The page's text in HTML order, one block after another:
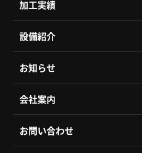
加工実績
設備紹介
お知らせ
会社案内
お問い合わせ